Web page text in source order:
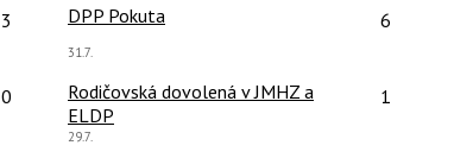
Počet reakcí:
3 DPP Pokuta Počet reakcí:
6
Poslední
31.7.
Počet reakcí:
0
Rodičovská dovolená v JMHZ a
ELDP
Počet reakcí:
1
Poslední
29.7.